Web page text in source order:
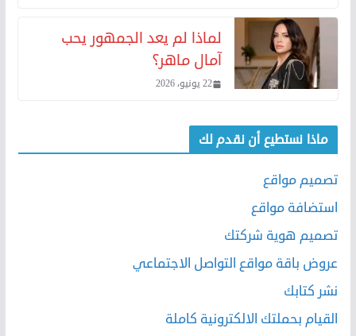
لماذا لم يعد الجمهور يحب
آمال ماهر؟
22 يونيو، 2026
ماذا نستطيع أن نقدم لك
تصميم مواقع
استضافة مواقع
تصميم هوية شركتك
عروض باقة مواقع التواصل الاجتماعي
نشر كتابك
القيام بحملتك الالكترونية كاملة